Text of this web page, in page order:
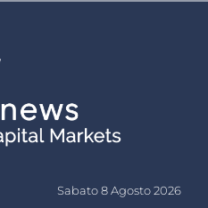
Sabato 8 Agosto 2026